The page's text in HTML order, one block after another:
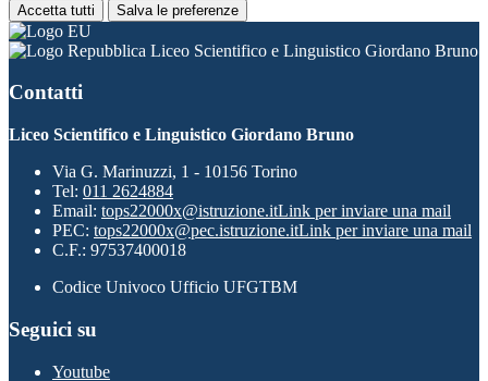
Accetta tutti Salva le preferenze
Liceo Scientifico e Linguistico Giordano Bruno
Contatti
Liceo Scientifico e Linguistico Giordano Bruno
Via G. Marinuzzi, 1 - 10156 Torino
Tel: 011 2624884
Email: tops22000x@istruzione.itLink per inviare una mail
PEC: tops22000x@pec.istruzione.itLink per inviare una mail
C.F.: 97537400018
Codice Univoco Ufficio UFGTBM
Seguici su
Youtube